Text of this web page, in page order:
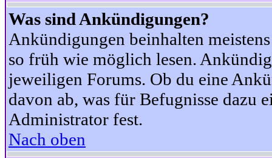
Was sind Ankündigungen?
Ankündigungen beinhalten
so früh wie möglich lesen.
jeweiligen Forums. Ob du eine
davon ab, was für Befugnisse dazu
Administrator fest.
Nach oben